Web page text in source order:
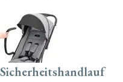
Sicherheitshandlauf